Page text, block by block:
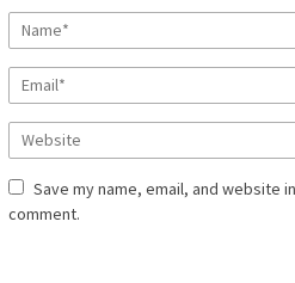
Save my name, email, and website
comment.